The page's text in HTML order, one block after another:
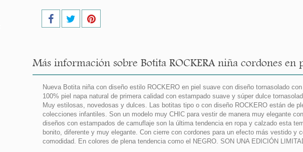
Más información sobre Botita ROCKERA niña cordones en
Nueva Botita niña con diseño estilo ROCKERO en piel suave con diseño tornasolado
100% piel napa natural de primera calidad con estampado suave y súper dulce
Muy estilosas, novedosas y dulces. Las botitas tipo o con diseño ROCKERO están de
colecciones infantiles. Son un modelo muy CHIC para vestir de manera muy elegante
diseños con estampados de camuflaje son la última tendencia en ropa y calzado esta
bonito, diferente y muy elegante. Con cierre con cordones para un efecto más vestido y
comodidad. En colores de plena tendencia como el NEGRO. SON UNA EDICIÓN